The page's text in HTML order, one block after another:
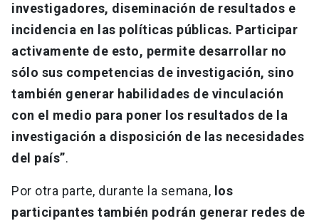
investigadores, diseminación de resultados e
incidencia en las políticas públicas. Participar
activamente de esto, permite desarrollar no
sólo sus competencias de investigación, sino
también generar habilidades de vinculación
con el medio para poner los resultados de la
investigación a disposición de las necesidades
del país”.
Por otra parte, durante la semana, los
participantes también podrán generar redes de